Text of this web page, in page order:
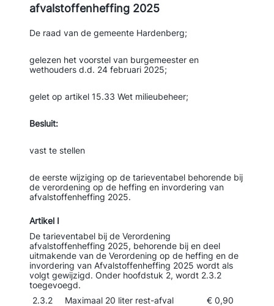
afvalstoffenheffing 2025
De raad van de gemeente Hardenberg;
gelezen het voorstel van burgemeester en
wethouders d.d. 24 februari 2025;
gelet op artikel 15.33 Wet milieubeheer;
Besluit:
vast te stellen
de eerste wijziging op de tarieventabel behorende bij
de verordening op de heffing en invordering van
afvalstoffenheffing 2025.
Artikel I
De tarieventabel bij de Verordening
afvalstoffenheffing 2025, behorende bij en deel
uitmakende van de Verordening op de heffing en de
invordering van Afvalstoffenheffing 2025 wordt als
volgt gewijzigd. Onder hoofdstuk 2, wordt 2.3.2
toegevoegd.
2.3.2
Maximaal 20 liter rest-afval € 0,90